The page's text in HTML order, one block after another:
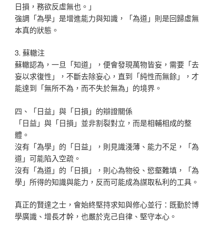
日損，務欲反虛無也。」
強調「為學」是增進能力與知識，「為道」則是回歸虛無
本真的狀態。
3. 蘇轍注
蘇轍認為，一旦「知道」，便會發現萬物皆妄，需要「去
妄以求復性」，不斷去除妄心，直到「純性而無餘」，才
能達到「無所不為，而不失於無為」的境界。
四、「日益」與「日損」的辯證關係
「日益」與「日損」並非割裂對立，而是相輔相成的整
體。
沒有「為學」的「日益」，則見識淺薄、能力不足，「為
道」可能陷入空疏。
沒有「為道」的「日損」，則心為物役、慾壑難填，「為
學」所得的知識與能力，反而可能成為謀取私利的工具。
真正的賢達之士，會始終堅持求知與修心並行：既勤於博
學廣識、增長才幹，也嚴於克己自律、堅守本心。